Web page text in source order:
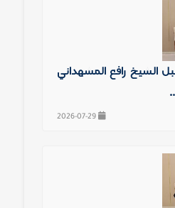
الشيخ رافع المشهداني
2026-07-29